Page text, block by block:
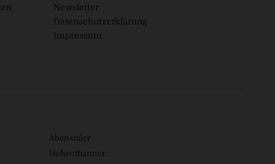
Newsletter
Datenschutzerklärung
Impressum
Abenstaler
Hohenthanner